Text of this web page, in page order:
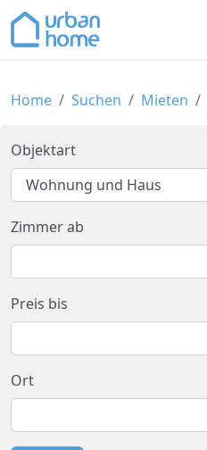
Home Suchen Mieten
Objektart
Zimmer ab
Preis bis
Ort